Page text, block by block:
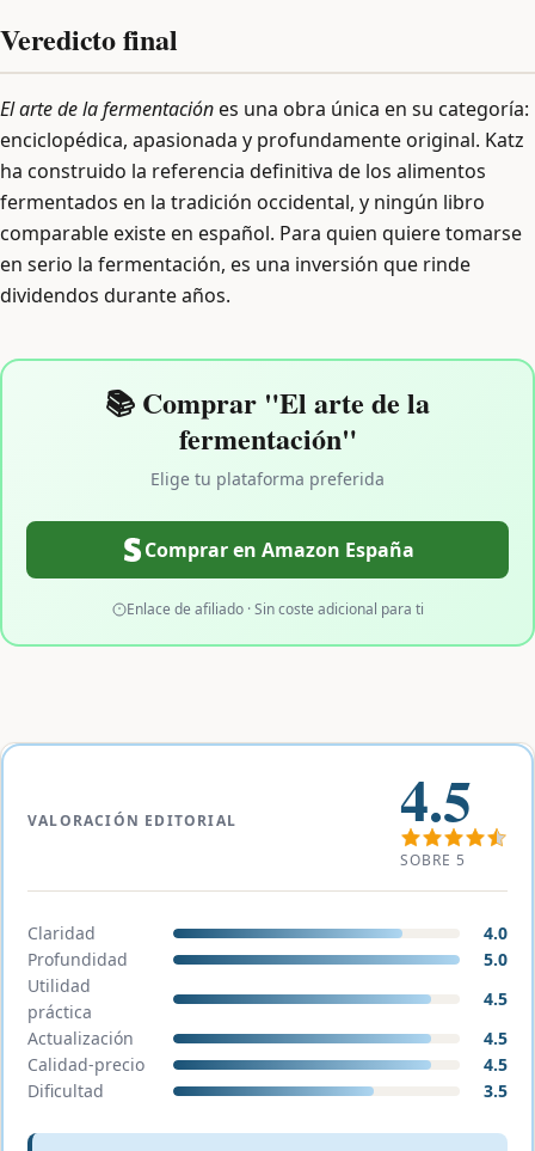
Veredicto final
El arte de la fermentaciónes una obra única en su categoría:
enciclopédica, apasionada y profundamente original. Katz
ha construido la referencia definitiva de los alimentos
fermentados en la tradición occidental, y ningún libro
comparable existe en español. Para quien quiere tomarse
en serio la fermentación, es una inversión que rinde
dividendos durante años.
📚 Comprar "El arte de la
fermentación"
Elige tu plataforma preferida
Comprar en Amazon España
Enlace de afiliado · Sin coste adicional para ti
VALORACIÓN EDITORIAL 4.5
SOBRE 5
Claridad
4.0
Profundidad
5.0
Utilidad
práctica
4.5
Actualización
4.5
Calidad-precio
4.5
Dificultad
3.5